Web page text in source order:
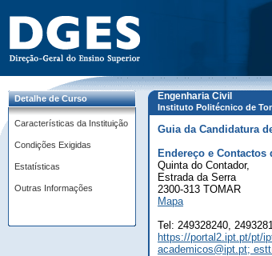
Detalhe de Curso
Características da Instituição
Condições Exigidas
Estatísticas
Outras Informações
Engenharia Civil
Instituto Politécnico de
Guia da Candidatura
Endereço e Contactos
Quinta do Contador,
Estrada da Serra
2300-313 TOMAR
Mapa
Tel: 249328240,
https://portal2.ipt.pt/pt/
academicos@ipt.pt;